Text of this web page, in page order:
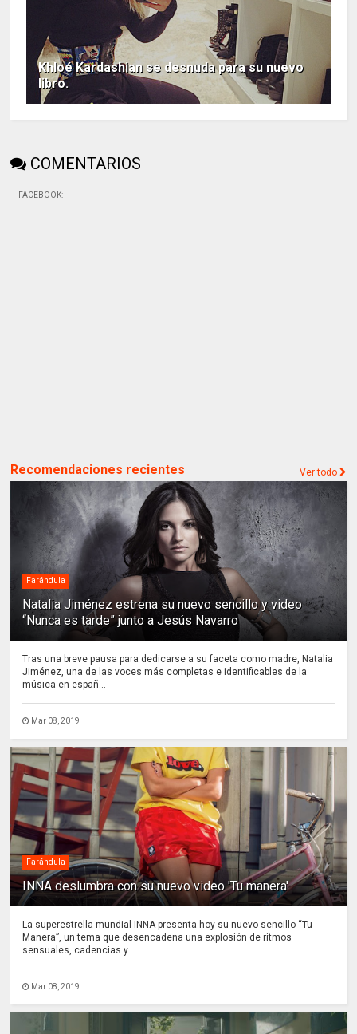
Khloé Kardashian se desnuda para su nuevo
libro.
COMENTARIOS
FACEBOOK:
Recomendaciones recientes Ver todo
Farándula
Natalia Jiménez estrena su nuevo sencillo y video
“Nunca es tarde” junto a Jesús Navarro
Tras una breve pausa para dedicarse a su faceta como madre, Natalia
Jiménez, una de las voces más completas e identificables de la
música en españ...
Mar 08, 2019
Farándula
INNA deslumbra con su nuevo video 'Tu manera'
La superestrella mundial INNA presenta hoy su nuevo sencillo “Tu
Manera”, un tema que desencadena una explosión de ritmos
sensuales, cadencias y ...
Mar 08, 2019